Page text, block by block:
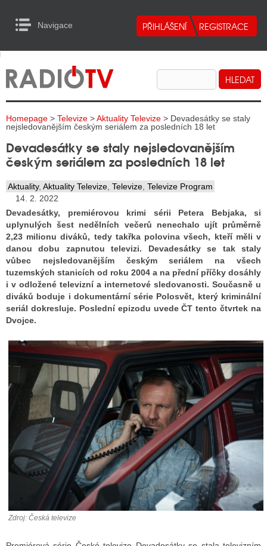
Navigace
RADIA
TELEVIZE
INTERNET
TISK
RADIA
RÁDIÍ
RÁDIÍ
VYSÍLAČE
TELEVIZE
VYSÍLAČE
INTERNET
RÁDIA
STRÁNKY RÁDIÍ
STRÁNKY TV
TISK
to Content
Homepage > Televize >Aktuality Televize > Devadesátky se staly
nejsledovanějším českým seriálem za posledních 18 let
Devadesátky se staly nejsledovanějším
českým seriálem za posledních 18 let
Aktuality, Aktuality Televize Televize Televize Program
14. 2. 2022
Devadesátky, premiérovou krimi sérii Petera Bebjaka, si
uplynulých šest nedělních večerů nenechalo ujít průměrně
2,23 milionu diváků, tedy takřka polovina všech, kteří měli v
danou dobu zapnutou televizi. Devadesátky se tak staly
vůbec nejsledovanějším českým seriálem na všech
tuzemských stanicích od roku 2004 a na přední příčky dosáhly
i v odložené televizní a internetové sledovanosti. Současně u
diváků boduje i dokumentární série Polosvět, který kriminální
seriál dokresluje. Poslední epizodu uvede ČT tento čtvrtek na
Dvojce.
Zdroj: Česká televize